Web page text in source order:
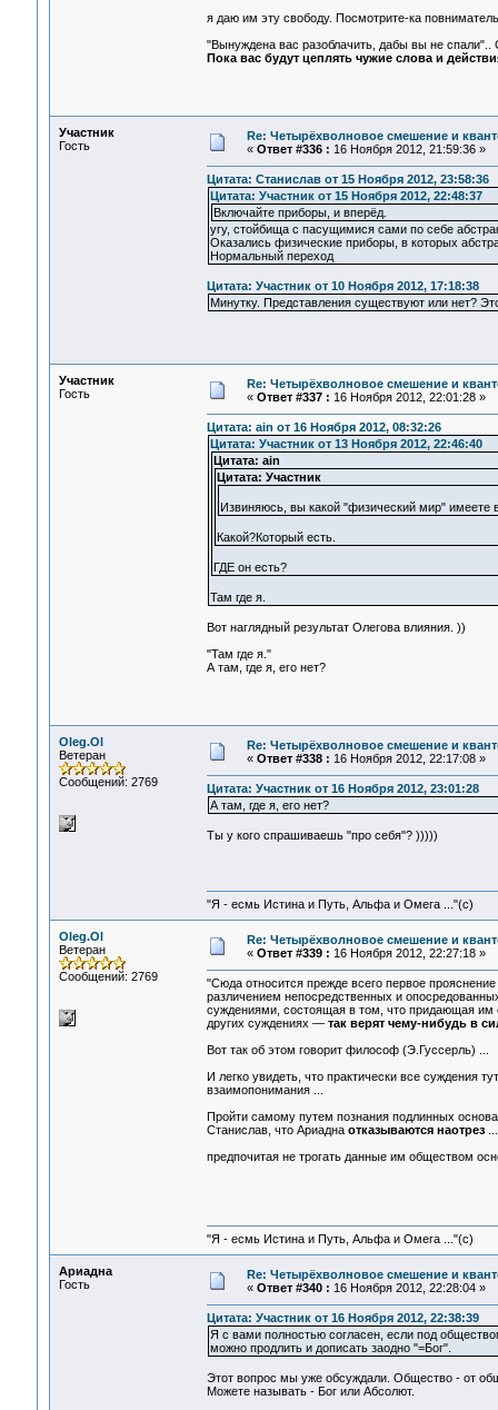
я даю им эту свободу. Посмотрите-ка
"Вынуждена вас разоблачить, дабы вы не
Пока вас будут цеплять чужие слова и
Участник
Гость
Re: Четырёхволновое смешение и
« Ответ #336 : 16 Ноября 2012, 21:59:36 »
Цитата: Станислав от 15 Ноября 2012, 23:58:36
Цитата: Участник от 15 Ноября 2012, 22:48:37
Включайте приборы, и вперёд.
угу, стойбища с пасущимися сами по себе
Оказались физические приборы, в которых
Нормальный переход
Цитата: Участник от 10 Ноября 2012, 17:18:38
Минутку. Представления существуют или нет?
Участник
Гость
Re: Четырёхволновое смешение и
« Ответ #337 : 16 Ноября 2012, 22:01:28 »
Цитата: ain от 16 Ноября 2012, 08:32:26
Цитата: Участник от 13 Ноября 2012, 22:46:40
Цитата: ain
Цитата: Участник
Извиняюсь, вы какой "физический мир" имеете
Какой?Который есть.
ГДЕ он есть?
Там где я.
Вот наглядный результат Олегова влияния. ))
"Там где я."
А там, где я, его нет?
Oleg.Ol
Ветеран
Сообщений: 2769
Re: Четырёхволновое смешение и
« Ответ #338 : 16 Ноября 2012, 22:17:08 »
Цитата: Участник от 16 Ноября 2012, 23:01:28
А там, где я, его нет?
Ты у кого спрашиваешь "про себя"? )))))
"Я - есмь Истина и Путь, Альфа и Омега ..."(с)
Oleg.Ol
Ветеран
Сообщений: 2769
Re: Четырёхволновое смешение и
« Ответ #339 : 16 Ноября 2012, 22:27:18 »
"Сюда относится прежде всего первое
различением непосредственных и
суждениями, состоящая в том, что придающая им
других суждениях — так верят чему-нибудь в
Вот так об этом говорит философ (Э.Гуссерль) ...
И легко увидеть, что практически все суждения
взаимопонимания ...
Пройти самому путем познания подлинных
Станислав, что Ариадна отказываются наотрез...
предпочитая не трогать данные им обществом
"Я - есмь Истина и Путь, Альфа и Омега ..."(с)
Ариадна
Гость
Re: Четырёхволновое смешение и
« Ответ #340 : 16 Ноября 2012, 22:28:04 »
Цитата: Участник от 16 Ноября 2012, 22:38:39
Я с вами полностью согласен, если под
можно продлить и дописать заодно "=Бог".
Этот вопрос мы уже обсуждали. Общество - от
Можете называть - Бог или Абсолют.